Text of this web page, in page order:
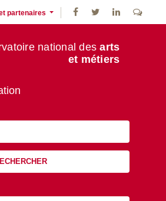
partenaires
national desarts
et métiers